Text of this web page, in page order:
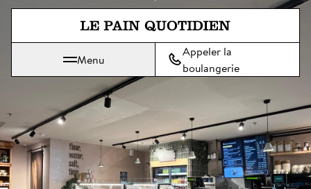
Aller directement au contenu
Le Pain Quotidien, une tradition qui se savoure chaque jour
Menu
Appeler la
boulangerie